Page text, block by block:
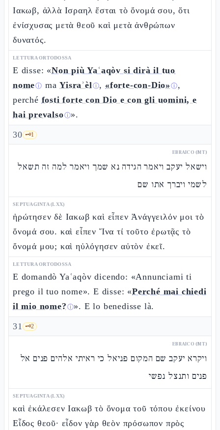
Ιακωβ, ἀλλὰ Ισραηλ ἔσται τὸ ὄνομά σου, ὅτι
ἐνίσχυσας μετὰ θεοῦ καὶ μετὰ ἀνθρώπων
δυνατός.
LETTURA ORTODOSSA
E disse: «Non più Yaʿaqòv si dirà il tuo
nomeⓘ maYisraʾèlⓘ, «forte-con-Dio» ⓘ,
perché fosti forte con Dio e con gli uomini, e
hai prevalsoⓘ».
30 🗝️1
EBRAICO (MT)
וישאל יעקב ויאמר הגידה נא שמך ויאמר למה זה תשאל
לשמי ויברך אתו שם
SEPTUAGINTA (LXX)
ἠρώτησεν δὲ Ιακωβ καὶ εἶπεν Ἀνάγγειλόν μοι τὸ
ὄνομά σου. καὶ εἶπεν Ἵνα τί τοῦτο ἐρωτᾷς τὸ
ὄνομά μου; καὶ ηὐλόγησεν αὐτὸν ἐκεῖ.
LETTURA ORTODOSSA
E domandò Yaʿaqòv dicendo: «Annunciami ti
prego il tuo nome». E disse: «Perché mai chiedi
il mio nome? ⓘ». E lo benedisse là.
31 🗝️2
EBRAICO (MT)
ויקרא יעקב שם המקום פניאל כי ראיתי אלהים פנים אל
פנים ותנצל נפשי
SEPTUAGINTA (LXX)
καὶ ἐκάλεσεν Ιακωβ τὸ ὄνομα τοῦ τόπου ἐκείνου
Εἶδος θεοῦ· εἶδον γὰρ θεὸν πρόσωπον πρὸς